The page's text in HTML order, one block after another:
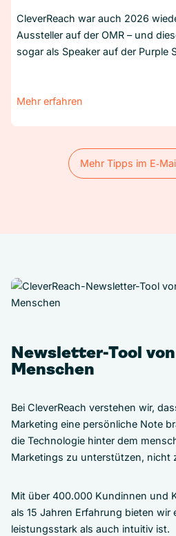
CleverReach war auch 2026
Aussteller auf der OMR – und
sogar als Speaker auf der Purple
Mehr erfahren
Mehr Tipps im
Mehr Tipps im
Newsletter-Tool
Menschen
Bei CleverReach verstehen wir,
Marketing eine persönliche Note
die Technologie hinter dem
Marketings zu unterstützen, nicht
Mit über 400.000 Kundinnen und
als 15 Jahren Erfahrung bieten wir
leistungsstark als auch intuitiv ist.